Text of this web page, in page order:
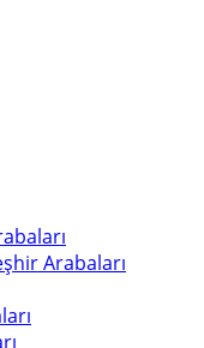
Arabaları